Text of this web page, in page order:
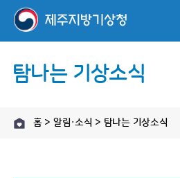
탐나는 기상소식
홈 > 알림·소식 > 탐나는 기상소식